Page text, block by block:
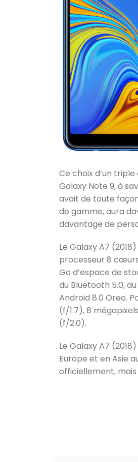
Ce choix d’un
Galaxy Note 9, à
avait de toute
de gamme, aura
davantage de
Le Galaxy A7
processeur 8 cœurs
Go d’espace de
du Bluetooth 5.0,
Android 8.0 Oreo.
(f/1.7), 8
(f/2.0).
Le Galaxy A7
Europe et en Asie
officiellement,